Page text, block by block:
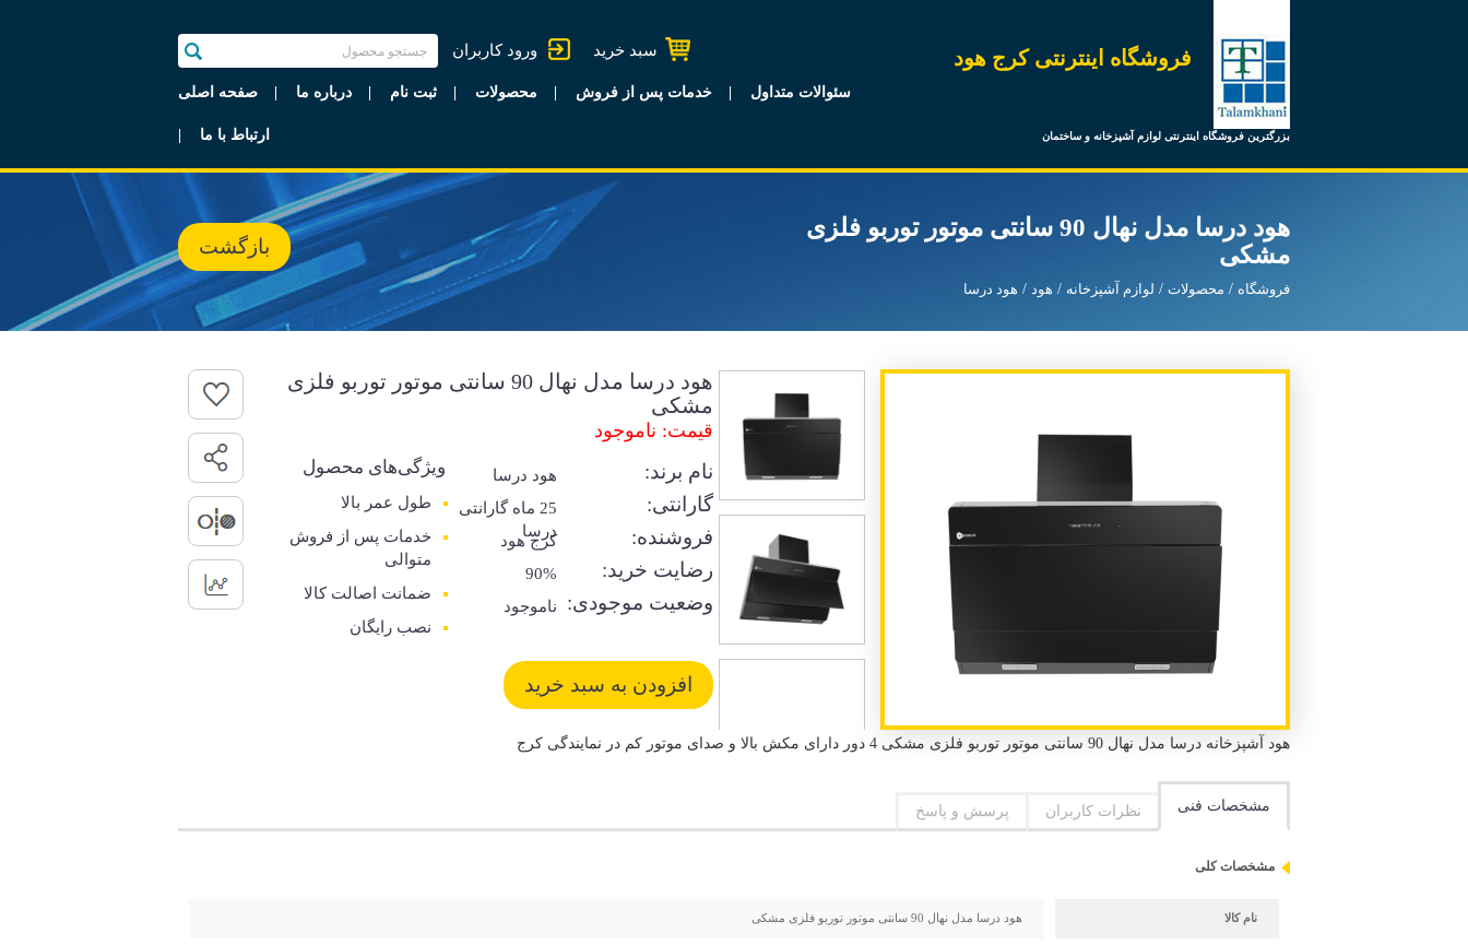
فروشگاه اینترنتی کرج هود
بزرگترین فروشگاه اینترنتی لوازم آشپزخانه و ساختمان
ورود کاربران سبد خرید
صفحه اصلی درباره ما ثبت نام محصولات خدمات پس از فروش سئوالات متداول
ارتباط با ما
هود درسا مدل نهال 90 سانتی موتور توربو فلزی
مشکی
فروشگاه محصولات لوازم آشپزخانه هود هود درسا
بازگشت
هود درسا مدل نهال 90 سانتی موتور توربو فلزی
مشکی
قیمت: ناموجود
نام برند: هود درسا
گارانتی:
25 ماه گارانتی
درسا
فروشنده: کرج هود
رضایت خرید: 90%
وضعیت موجودی: ناموجود
ویژگی‌های محصول
طول عمر بالا
خدمات پس از فروش
متوالی
ضمانت اصالت کالا
نصب رایگان
هود آشپزخانه درسا مدل نهال 90 سانتی موتور توربو فلزی مشکی 4 دور دارای مکش بالا و صدای موتور کم در نمایندگی کرج
مشخصات فنی نظرات کاربران پرسش و پاسخ
مشخصات کلی
نام کالا هود درسا مدل نهال 90 سانتی موتور توربو فلزی مشکی